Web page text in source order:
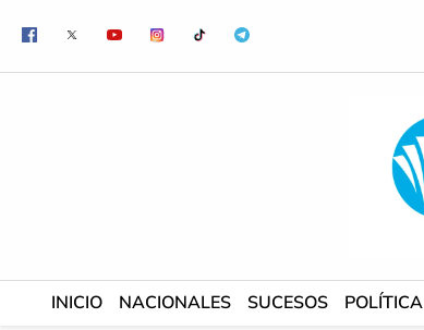
contenido
INICIO NACIONALES SUCESOS POLÍTICA